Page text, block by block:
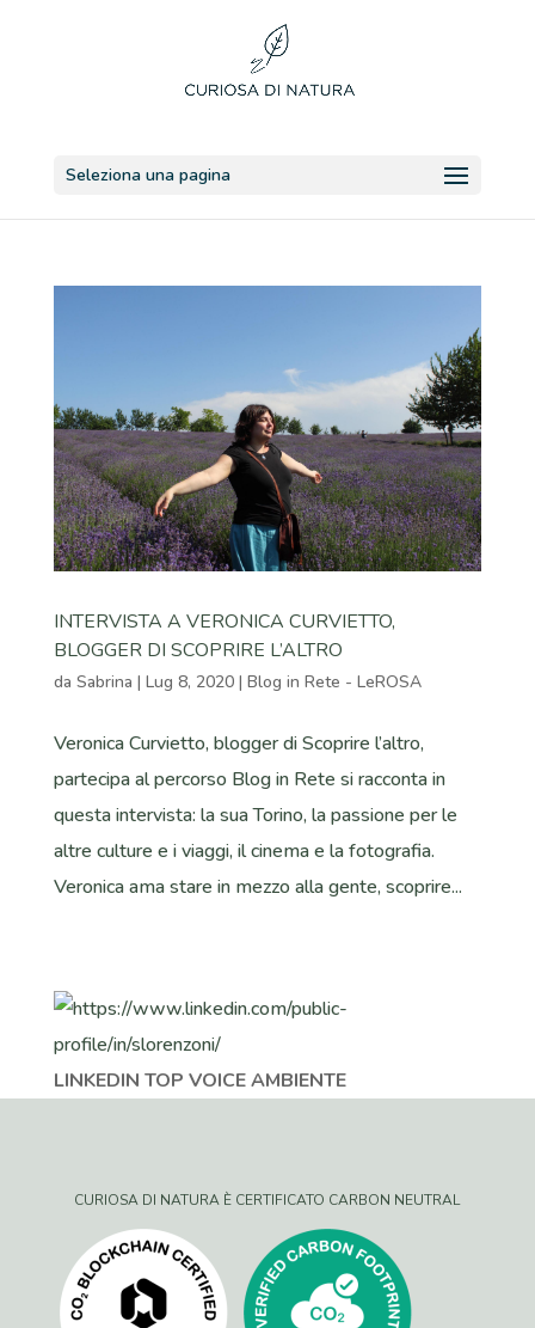
Seleziona una pagina
INTERVISTA A VERONICA CURVIETTO,
BLOGGER DI SCOPRIRE L’ALTRO
da Sabrina | Lug 8, 2020| Blog in Rete - LeROSA
Veronica Curvietto, blogger di Scoprire l’altro,
partecipa al percorso Blog in Rete si racconta in
questa intervista: la sua Torino, la passione per le
altre culture e i viaggi, il cinema e la fotografia.
Veronica ama stare in mezzo alla gente, scoprire...
LINKEDIN TOP VOICE AMBIENTE
CURIOSA DI NATURA È CERTIFICATO CARBON NEUTRAL